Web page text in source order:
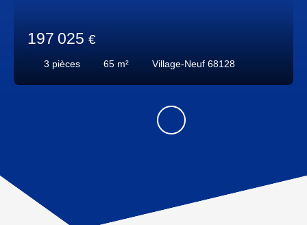
197 025 €
3 pièces 65 m² Village-Neuf 68128